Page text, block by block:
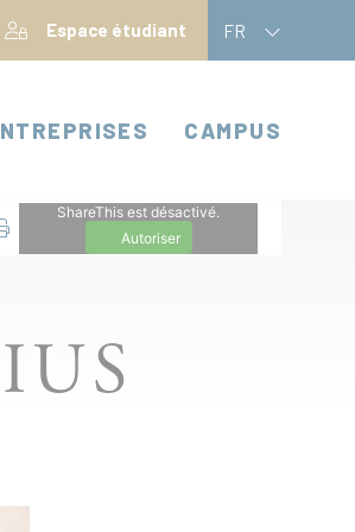
Espace étudiant FR
CAMPUS
ShareThis est désactivé.
Autoriser